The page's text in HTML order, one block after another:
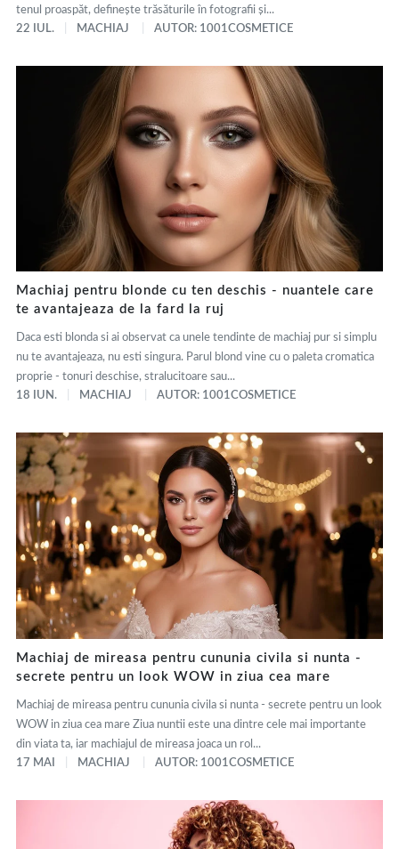
tenul proaspăt, definește trăsăturile în fotografii și...
22 IUL.
MACHIAJ AUTOR: 1001COSMETICE
Machiaj pentru blonde cu ten deschis - nuantele care
te avantajeaza de la fard la ruj
Daca esti blonda si ai observat ca unele tendinte de machiaj pur si simplu
nu te avantajeaza, nu esti singura. Parul blond vine cu o paleta cromatica
proprie - tonuri deschise, stralucitoare sau...
18 IUN.
MACHIAJ AUTOR: 1001COSMETICE
Machiaj de mireasa pentru cununia civila si nunta -
secrete pentru un look WOW in ziua cea mare
Machiaj de mireasa pentru cununia civila si nunta - secrete pentru un look
WOW in ziua cea mare Ziua nuntii este una dintre cele mai importante
din viata ta, iar machiajul de mireasa joaca un rol...
17 MAI
MACHIAJ AUTOR: 1001COSMETICE